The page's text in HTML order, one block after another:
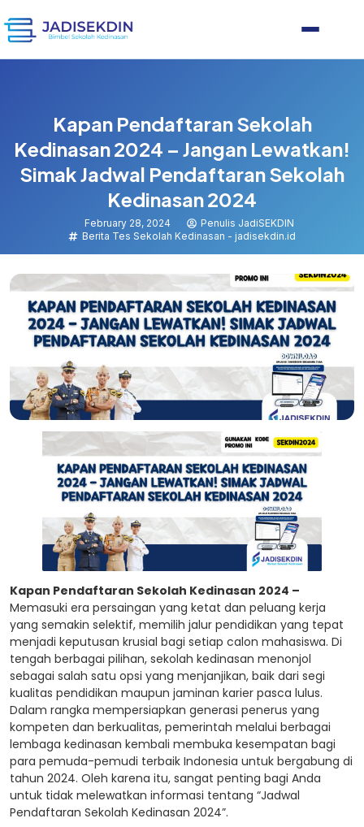
Kapan Pendaftaran Sekolah
Kedinasan 2024 – Jangan Lewatkan!
Simak Jadwal Pendaftaran Sekolah
Kedinasan 2024
February 28, 2024
Penulis JadiSEKDIN
Berita Tes Sekolah Kedinasan - jadisekdin.id
Kapan Pendaftaran Sekolah Kedinasan 2024 –
Memasuki era persaingan yang ketat dan peluang kerja
yang semakin selektif, memilih jalur pendidikan yang tepat
menjadi keputusan krusial bagi setiap calon mahasiswa. Di
tengah berbagai pilihan, sekolah kedinasan menonjol
sebagai salah satu opsi yang menjanjikan, baik dari segi
kualitas pendidikan maupun jaminan karier pasca lulus.
Dalam rangka mempersiapkan generasi penerus yang
kompeten dan berkualitas, pemerintah melalui berbagai
lembaga kedinasan kembali membuka kesempatan bagi
para pemuda-pemudi terbaik Indonesia untuk bergabung di
tahun 2024. Oleh karena itu, sangat penting bagi Anda
untuk tidak melewatkan informasi tentang “Jadwal
Pendaftaran Sekolah Kedinasan 2024”.